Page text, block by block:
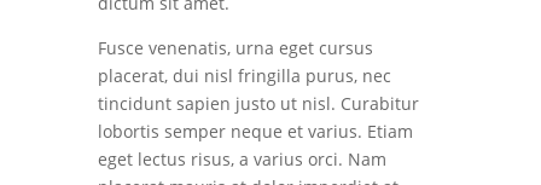
Fusce venenatis, urna eget cursus
placerat, dui nisl fringilla purus, nec
tincidunt sapien justo ut nisl. Curabitur
lobortis semper neque et varius. Etiam
eget lectus risus, a varius orci. Nam